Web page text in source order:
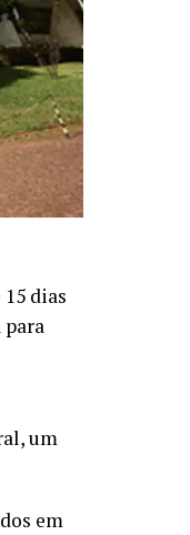
dias
para
um
em